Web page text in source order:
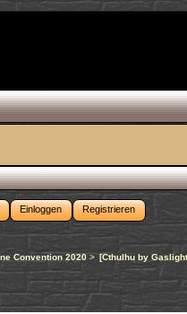
Einloggen Registrieren
Convention 2020> [Cthulhu by